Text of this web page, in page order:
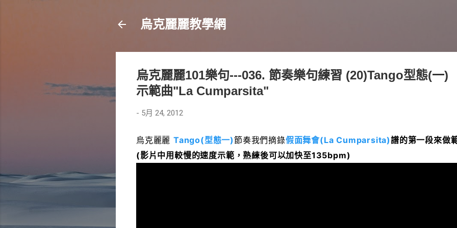
烏克麗麗教學網
烏克麗麗101樂句---036. 節奏樂句練習 (20)Tango型態(一)
示範曲"La Cumparsita"
- 5月 24, 2012
烏克麗麗 Tango(型態一)節奏我們摘錄假面舞會(La Cumparsita)譜的第一段來做
(影片中用較慢的速度示範，熟練後可以加快至135bpm)